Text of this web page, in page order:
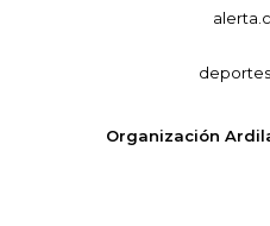
Organización